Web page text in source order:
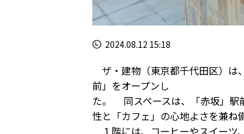
2024.08.12 15:18
ザ・建物（東京都千代田区）は
前」をオープンし
た。 同スペースは、「赤坂」駅
性と「カフェ」の心地よさを兼ね
１階には、コーヒーやスイーツ